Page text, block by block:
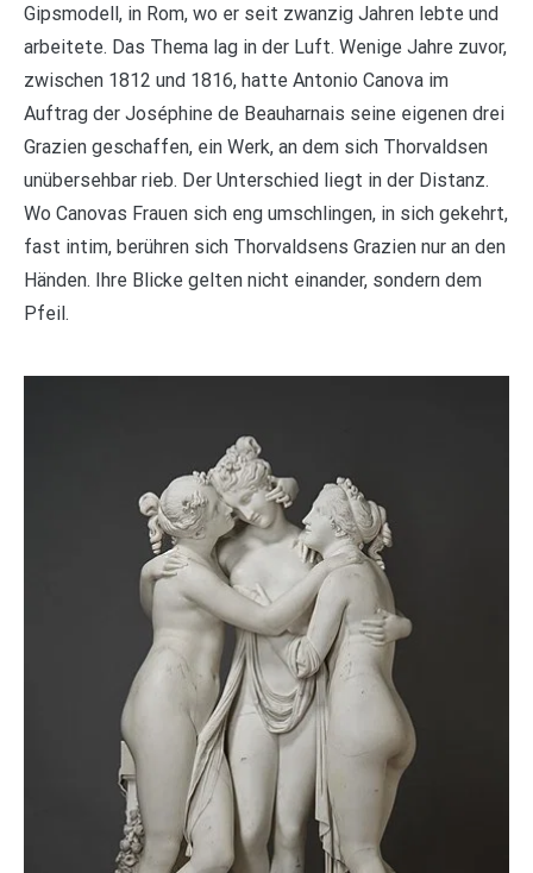
Gipsmodell, in Rom, wo er seit zwanzig Jahren lebte und
arbeitete. Das Thema lag in der Luft. Wenige Jahre zuvor,
zwischen 1812 und 1816, hatte Antonio Canova im
Auftrag der Joséphine de Beauharnais seine eigenen drei
Grazien geschaffen, ein Werk, an dem sich Thorvaldsen
unübersehbar rieb. Der Unterschied liegt in der Distanz.
Wo Canovas Frauen sich eng umschlingen, in sich gekehrt,
fast intim, berühren sich Thorvaldsens Grazien nur an den
Händen. Ihre Blicke gelten nicht einander, sondern dem
Pfeil.